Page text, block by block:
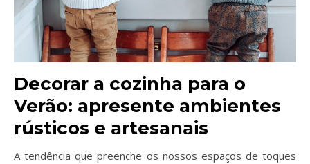
Decorar a cozinha para o
Verão: apresente ambientes
rústicos e artesanais
A tendência que preenche os nossos espaços de toques